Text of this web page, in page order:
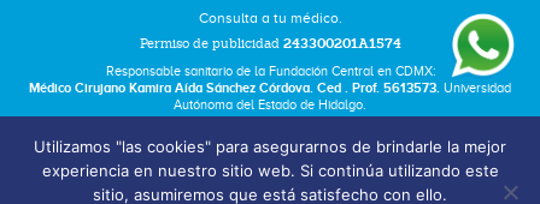
Consulta a tu médico.
Permiso de publicidad 243300201A1574
Responsable sanitario de la Fundación Central en CDMX:
Médico Cirujano Kamira Aída Sánchez Córdova. Ced . Prof. 5613573. Universidad
Autónoma del Estado de Hidalgo.
Términos y Condiciones
Bolsa de Trabajo
Utilizamos "las cookies" para asegurarnos de brindarle la mejor
experiencia en nuestro sitio web. Si continúa utilizando este
sitio, asumiremos que está satisfecho con ello.